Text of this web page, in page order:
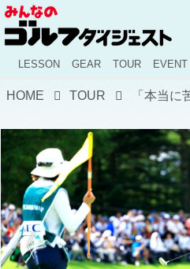
LESSON GEAR TOUR EVENT
HOME TOUR